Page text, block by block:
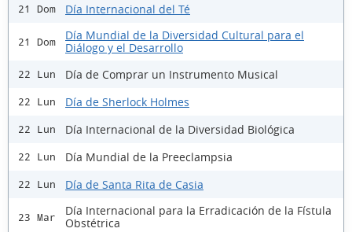
21 Dom Día Internacional del Té
21 Dom
Día Mundial de la Diversidad Cultural para el
Diálogo y el Desarrollo
22 Lun Día de Comprar un Instrumento Musical
22 Lun Día de Sherlock Holmes
22 Lun Día Internacional de la Diversidad Biológica
22 Lun Día Mundial de la Preeclampsia
22 Lun Día de Santa Rita de Casia
23 Mar
Día Internacional para la Erradicación de la Fístula
Obstétrica